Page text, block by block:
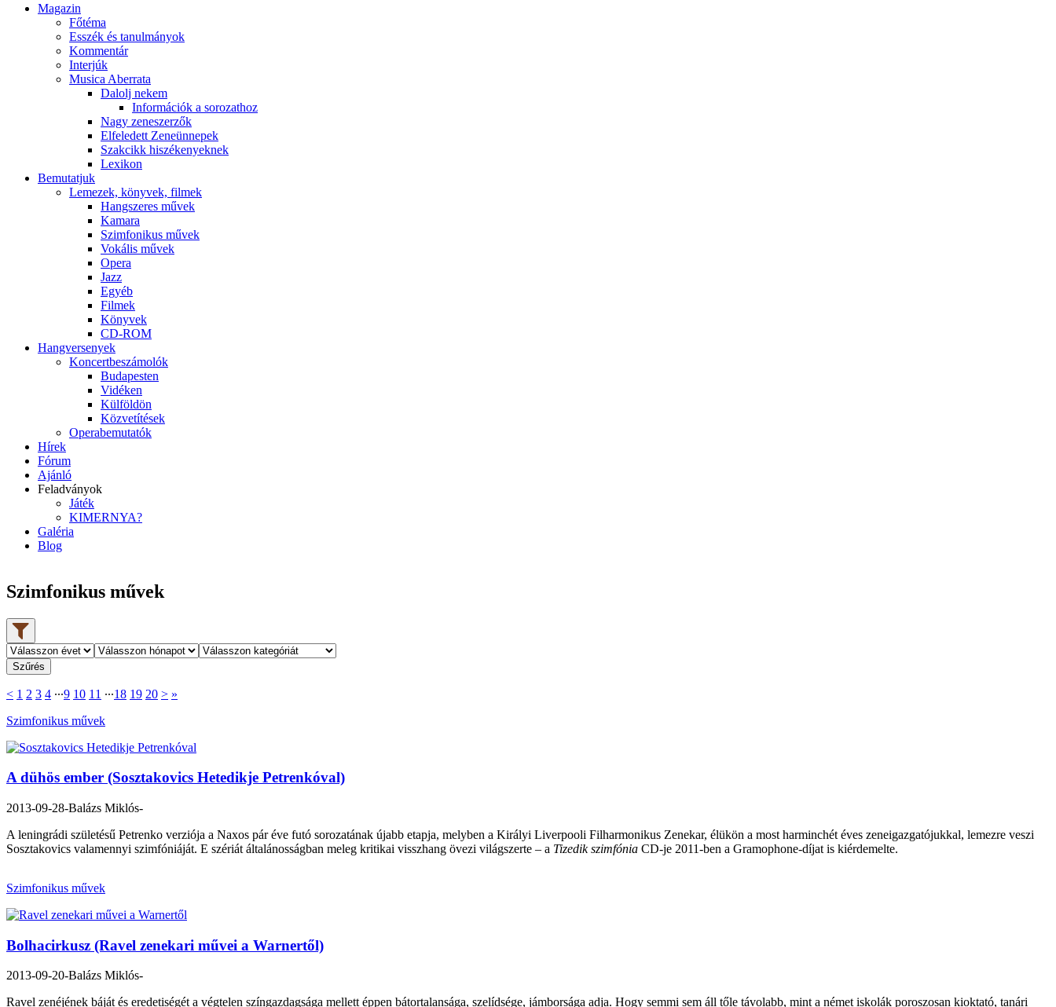
Magazin
Főtéma
Esszék és tanulmányok
Kommentár
Interjúk
Musica Aberrata
Dalolj nekem
Információk a sorozathoz
Nagy zeneszerzők
Elfeledett Zeneünnepek
Szakcikk hiszékenyeknek
Lexikon
Bemutatjuk
Lemezek, könyvek, filmek
Hangszeres művek
Kamara
Szimfonikus művek
Vokális művek
Opera
Jazz
Egyéb
Filmek
Könyvek
CD-ROM
Hangversenyek
Koncertbeszámolók
Budapesten
Vidéken
Külföldön
Közvetítések
Operabemutatók
Hírek
Fórum
Ajánló
Feladványok
Játék
KIMERNYA?
Galéria
Blog
Szimfonikus művek

< 1 2 3 4 ∙∙∙9 10 11 ∙∙∙18 19 20 > »
Szimfonikus művek
A dühös ember (Sosztakovics Hetedikje Petrenkóval)
2013-09-28-Balázs Miklós-
A leningrádi születésű Petrenko verziója a Naxos pár éve futó sorozatának újabb etapja, melyben a Királyi Liverpooli Filharmonikus Zenekar, élükön a most harminchét éves zeneigazgatójukkal, lemezre veszi
Sosztakovics valamennyi szimfóniáját. E szériát általánosságban meleg kritikai visszhang övezi világszerte – a Tizedik szimfónia CD-je 2011-ben a Gramophone-díjat is kiérdemelte.
Szimfonikus művek
Bolhacirkusz (Ravel zenekari művei a Warnertől)
2013-09-20-Balázs Miklós-
Ravel zenéjének báját és eredetiségét a végtelen színgazdagsága mellett éppen bátortalansága, szelídsége, jámborsága adja. Hogy semmi sem áll tőle távolabb, mint a német iskolák poroszosan kioktató, tanári